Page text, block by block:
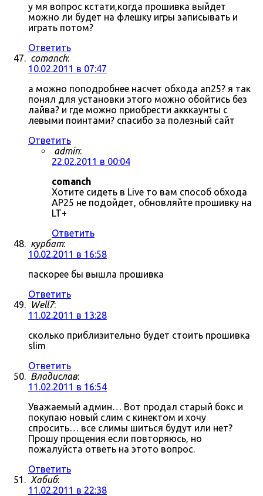
у мя вопрос кстати,когда прошивка выйдет
можно ли будет на флешку игры записывать и
играть потом?
Ответить
comanch:
10.02.2011 в 07:47
а можно поподробнее насчет обхода ап25? я так
понял для установки этого можно обойтись без
лайва? и где можно приобрести акккаунты с
левыми поинтами? спасибо за полезный сайт
Ответить
admin:
22.02.2011 в 00:04
comanch
Хотите сидеть в Live то вам способ обхода
AP25 не подойдет, обновляйте прошивку на
LT+
Ответить
курбат:
10.02.2011 в 16:58
паскорее бы вышла прошивка
Ответить
Well7:
11.02.2011 в 13:28
сколько приблизительно будет стоить прошивка
slim
Ответить
Владислав:
11.02.2011 в 16:54
Уважаемый админ… Вот продал старый бокс и
покупаю новый слим с кинектом и хочу
спросить… все слимы шиться будут или нет?
Прошу прощения если повторяюсь, но
пожалуйста ответь на этото вопрос.
Ответить
Хабиб:
11.02.2011 в 22:38